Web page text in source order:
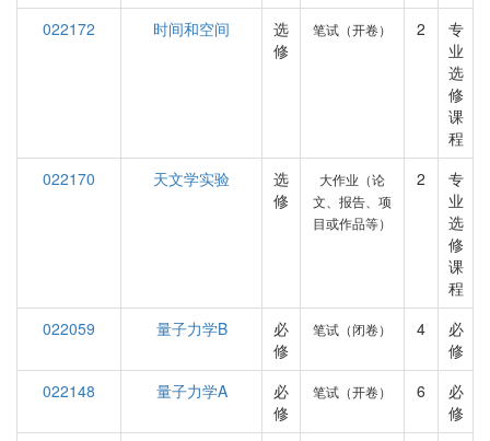
022172
时间和空间
选
修
笔试（开卷） 2
专
业
选
修
课
程
022170
天文学实验
选
修
大作业（论
文、报告、项
目或作品等）
2
专
业
选
修
课
程
022059
量子力学B
必
修
笔试（闭卷） 4
必
修
022148
量子力学A
必
修
笔试（开卷） 6
必
修